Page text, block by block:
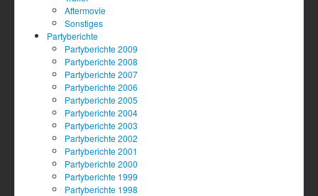
Aftermovie
Sonstiges
Partyberichte
Partyberichte 2009
Partyberichte 2008
Partyberichte 2007
Partyberichte 2006
Partyberichte 2005
Partyberichte 2004
Partyberichte 2003
Partyberichte 2002
Partyberichte 2001
Partyberichte 2000
Partyberichte 1999
Partyberichte 1998